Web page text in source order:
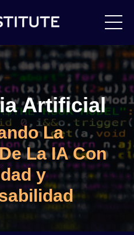
Artificial
La
La IA Con
y